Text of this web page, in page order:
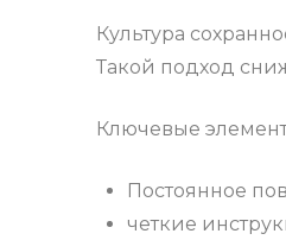
Культура
Такой подход
Ключевые
Постоянное
четкие